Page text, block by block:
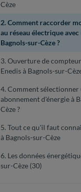
Cèze
2. Comment raccorder
au réseau électrique avec
Bagnols-sur-Cèze ?
3. Ouverture de
Enedis à Bagnols-sur-
4. Comment sélectionner
abonnement d'énergie à
Cèze ?
5. Tout ce qu'il faut
à Bagnols-sur-Cèze
6. Les données
sur-Cèze (30)